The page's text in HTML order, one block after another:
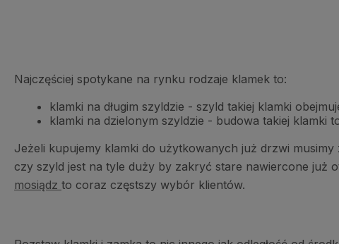
Najczęściej spotykane na rynku rodzaje klamek to:
klamki na długim szyldzie - szyld takiej klamki
klamki na dzielonym szyldzie - budowa takiej klamki
Jeżeli kupujemy klamki do użytkowanych już drzwi
czy szyld jest na tyle duży by zakryć stare nawiercone już
mosiądz to coraz częstszy wybór klientów.